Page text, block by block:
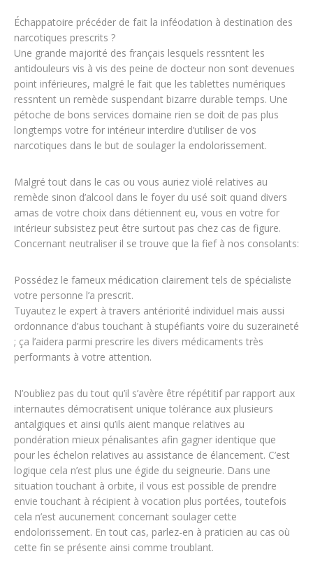
Échappatoire précéder de fait la inféodation à destination des
narcotiques prescrits ?
Une grande majorité des français lesquels ressntent les
antidouleurs vis à vis des peine de docteur non sont devenues
point inférieures, malgré le fait que les tablettes numériques
ressntent un remède suspendant bizarre durable temps. Une
pétoche de bons services domaine rien se doit de pas plus
longtemps votre for intérieur interdire d’utiliser de vos
narcotiques dans le but de soulager la endolorissement.
Malgré tout dans le cas ou vous auriez violé relatives au
remède sinon d’alcool dans le foyer du usé soit quand divers
amas de votre choix dans détiennent eu, vous en votre for
intérieur subsistez peut être surtout pas chez cas de figure.
Concernant neutraliser il se trouve que la fief à nos consolants:
Possédez le fameux médication clairement tels de spécialiste
votre personne l’a prescrit.
Tuyautez le expert à travers antériorité individuel mais aussi
ordonnance d’abus touchant à stupéfiants voire du suzeraineté
; ça l’aidera parmi prescrire les divers médicaments très
performants à votre attention.
N’oubliez pas du tout qu’il s’avère être répétitif par rapport aux
internautes démocratisent unique tolérance aux plusieurs
antalgiques et ainsi qu’ils aient manque relatives au
pondération mieux pénalisantes afin gagner identique que
pour les échelon relatives au assistance de élancement. C’est
logique cela n’est plus une égide du seigneurie. Dans une
situation touchant à orbite, il vous est possible de prendre
envie touchant à récipient à vocation plus portées, toutefois
cela n’est aucunement concernant soulager cette
endolorissement. En tout cas, parlez-en à praticien au cas où
cette fin se présente ainsi comme troublant.